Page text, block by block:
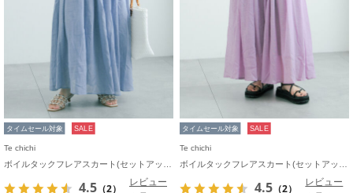
タイムセール対象 SALE
Te chichi
4.5 （2）
レビュー
タイムセール対象 SALE
Te chichi
4.5 （2）
レビュー